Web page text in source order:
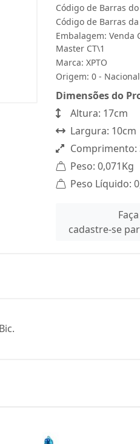
Código de Barras
Código de Barras
Embalagem: Venda
Master CT\1
Marca: XPTO
Origem: 0 -
Dimensões do
Altura: 17cm
Largura: 10cm
Comprimento:
Peso: 0,071Kg
Peso Líquido:
cadastre-se